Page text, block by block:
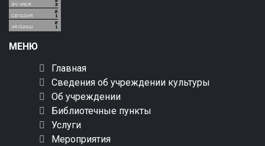
МЕНЮ
Главная
Сведения об учреждении культуры
Об учреждении
Библиотечные пункты
Услуги
Мероприятия